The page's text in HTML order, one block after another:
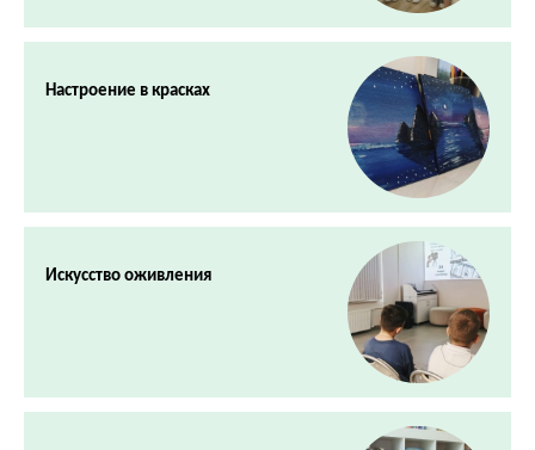
Настроение в красках
Искусство оживления